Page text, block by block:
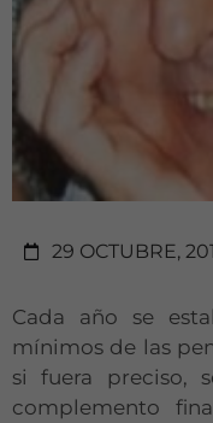
29 OCTUBRE,
Cada año se
mínimos de las
si fuera preciso,
complemento